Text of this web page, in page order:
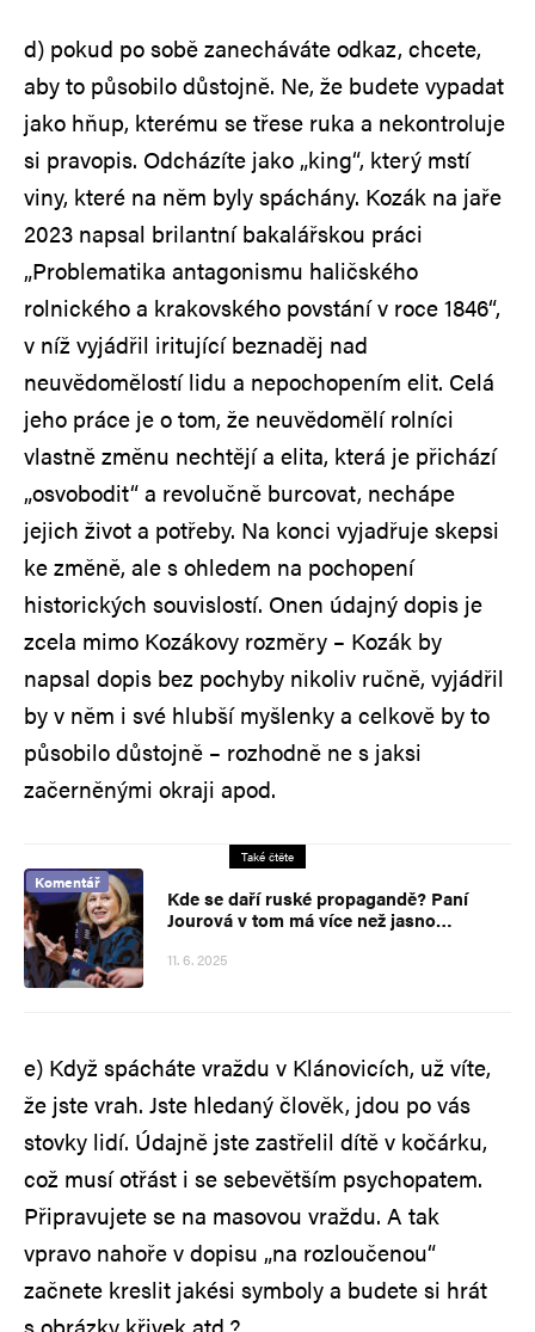
d) pokud po sobě zanecháváte odkaz, chcete,
aby to působilo důstojně. Ne, že budete vypadat
jako hňup, kterému se třese ruka a nekontroluje
si pravopis. Odcházíte jako „king“, který mstí
viny, které na něm byly spáchány. Kozák na jaře
2023 napsal brilantní bakalářskou práci
„Problematika antagonismu haličského
rolnického a krakovského povstání v roce 1846“,
v níž vyjádřil iritující beznaděj nad
neuvědomělostí lidu a nepochopením elit. Celá
jeho práce je o tom, že neuvědomělí rolníci
vlastně změnu nechtějí a elita, která je přichází
„osvobodit“ a revolučně burcovat, nechápe
jejich život a potřeby. Na konci vyjadřuje skepsi
ke změně, ale s ohledem na pochopení
historických souvislostí. Onen údajný dopis je
zcela mimo Kozákovy rozměry – Kozák by
napsal dopis bez pochyby nikoliv ručně, vyjádřil
by v něm i své hlubší myšlenky a celkově by to
působilo důstojně – rozhodně ne s jaksi
začerněnými okraji apod.
Také čtěte
Komentář
Kde se daří ruské propagandě? Paní
Jourová v tom má více než jasno…
11. 6. 2025
e) Když spácháte vraždu v Klánovicích, už víte,
že jste vrah. Jste hledaný člověk, jdou po vás
stovky lidí. Údajně jste zastřelil dítě v kočárku,
což musí otřást i se sebevětším psychopatem.
Připravujete se na masovou vraždu. A tak
vpravo nahoře v dopisu „na rozloučenou“
začnete kreslit jakési symboly a budete si hrát